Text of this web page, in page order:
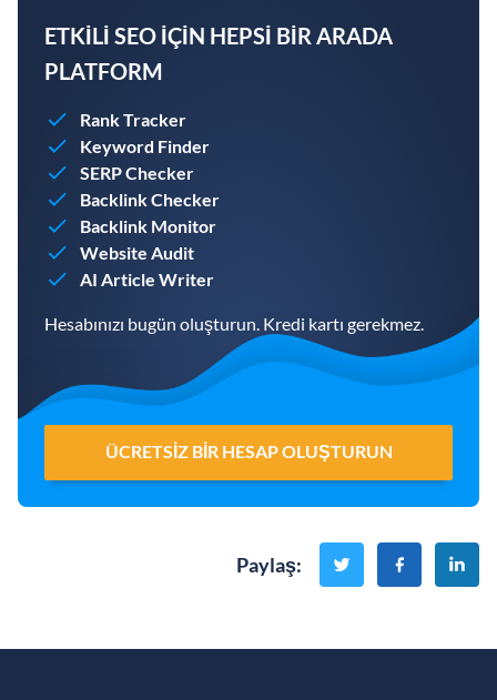
ETKILI SEO IÇIN HEPSI BIR ARADA
PLATFORM
Rank Tracker
Keyword Finder
SERP Checker
Backlink Checker
Backlink Monitor
Website Audit
AI Article Writer
Hesabınızı bugün oluşturun. Kredi kartı gerekmez.
ÜCRETSIZ BIR HESAP OLUŞTURUN
Paylaş: